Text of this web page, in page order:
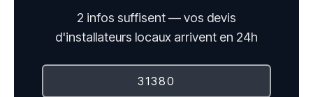
2 infos suffisent — vos devis
d'installateurs locaux arrivent en 24h